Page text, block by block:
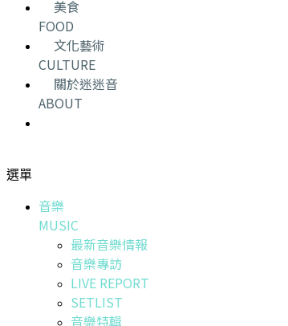
美食
FOOD
文化藝術
CULTURE
關於迷迷音
ABOUT
選單
音樂
MUSIC
最新音樂情報
音樂專訪
LIVE REPORT
SETLIST
音樂特輯